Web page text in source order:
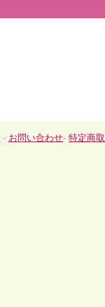
- お問い合わせ- 特定商